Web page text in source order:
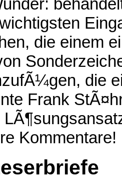
die einem
die
Frank
Kommentare!